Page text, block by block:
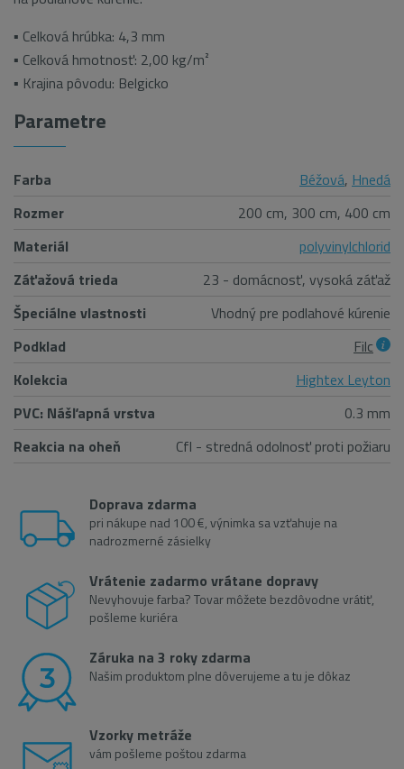
▪ Celková hrúbka: 4,3 mm
▪ Celková hmotnosť: 2,00 kg/m²
▪ Krajina pôvodu: Belgicko
Parametre
Farba Béžová, Hnedá
Rozmer
200 cm, 300 cm, 400 cm
Materiál
polyvinylchlorid
Záťažová trieda
23 - domácnosť, vysoká záťaž
Špeciálne vlastnosti
Vhodný pre podlahové kúrenie
Podklad
Filc
Kolekcia
Hightex Leyton
PVC: Nášľapná vrstva
0.3 mm
Reakcia na oheň
Cfl - stredná odolnosť proti požiaru
Doprava zdarma
pri nákupe nad 100 €, výnimka sa vzťahuje na
nadrozmerné zásielky
Vrátenie zadarmo vrátane dopravy
Nevyhovuje farba? Tovar môžete bezdôvodne vrátiť,
pošleme kuriéra
Záruka na 3 roky zdarma
Našim produktom plne dôverujeme a tu je dôkaz
Vzorky metráže
vám pošleme poštou zdarma